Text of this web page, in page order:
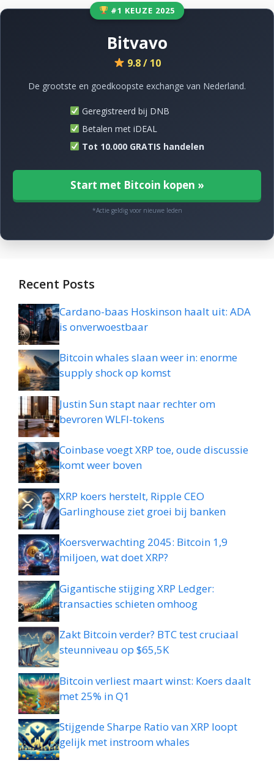
#1 KEUZE 2025
Bitvavo
9.8 / 10
De grootste en goedkoopste exchange van Nederland.
Geregistreerd bij DNB
Betalen met iDEAL
Tot 10.000 GRATIS handelen
Start met Bitcoin kopen »
*Actie geldig voor nieuwe leden
Recent Posts
Cardano-baas Hoskinson haalt uit: ADA
is onverwoestbaar
Bitcoin whales slaan weer in: enorme
supply shock op komst
Justin Sun stapt naar rechter om
bevroren WLFI-tokens
Coinbase voegt XRP toe, oude discussie
komt weer boven
XRP koers herstelt, Ripple CEO
Garlinghouse ziet groei bij banken
Koersverwachting 2045: Bitcoin 1,9
miljoen, wat doet XRP?
Gigantische stijging XRP Ledger:
transacties schieten omhoog
Zakt Bitcoin verder? BTC test cruciaal
steunniveau op $65,5K
Bitcoin verliest maart winst: Koers daalt
met 25% in Q1
Stijgende Sharpe Ratio van XRP loopt
gelijk met instroom whales